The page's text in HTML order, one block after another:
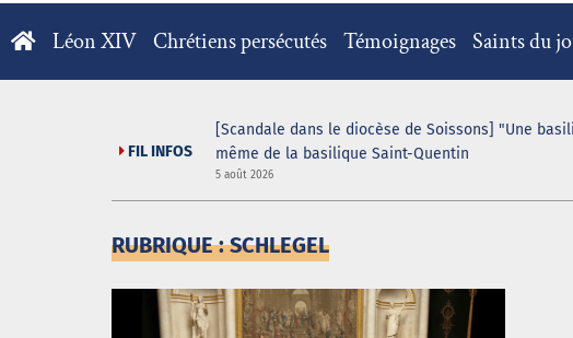
Léon XIV Chrétiens persécutés Témoignages Saints du
FIL INFOS
[Scandale dans le diocèse de Soissons] "Une
même de la basilique Saint-Quentin
5 août 2026
RUBRIQUE : SCHLEGEL